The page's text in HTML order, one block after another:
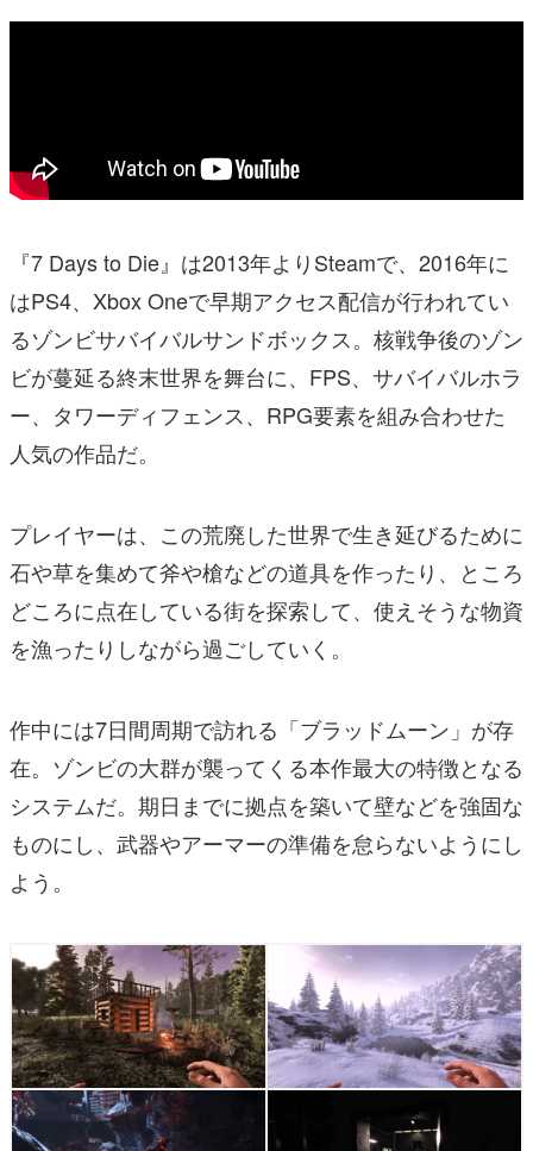
『7 Days to Die』は2013年よりSteamで、2016年に
はPS4、Xbox Oneで早期アクセス配信が行われてい
るゾンビサバイバルサンドボックス。核戦争後のゾン
ビが蔓延る終末世界を舞台に、FPS、サバイバルホラ
ー、タワーディフェンス、RPG要素を組み合わせた
人気の作品だ。
プレイヤーは、この荒廃した世界で生き延びるために
石や草を集めて斧や槍などの道具を作ったり、ところ
どころに点在している街を探索して、使えそうな物資
を漁ったりしながら過ごしていく。
作中には7日間周期で訪れる「ブラッドムーン」が存
在。ゾンビの大群が襲ってくる本作最大の特徴となる
システムだ。期日までに拠点を築いて壁などを強固な
ものにし、武器やアーマーの準備を怠らないようにし
よう。